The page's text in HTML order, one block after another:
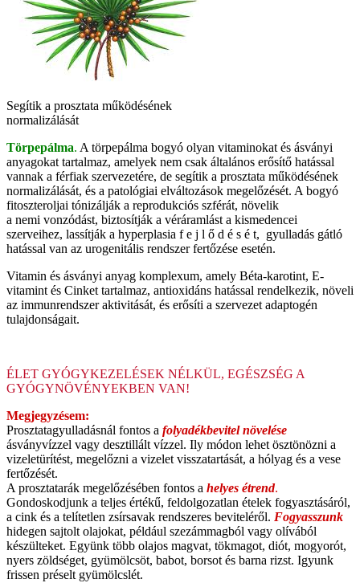
Segítik a prosztata működésének
normalizálását
Törpepálma. A törpepálma bogyó olyan vitaminokat és ásványi
anyagokat tartalmaz, amelyek nem csak általános erősítő hatással
vannak a férfiak szervezetére, de segítik a prosztata működésének
normalizálását, és a patológiai elváltozások megelőzését. A bogyó
fitoszteroljai tónizálják a reprodukciós szférát, növelik
a nemi vonzódást, biztosítják a véráramlást a kismedencei
szerveihez, lassítják a hyperplasia f e j l ő d é s é t, gyulladás gátló
hatással van az urogenitális rendszer fertőzése esetén.
Vitamin és ásványi anyag komplexum, amely Béta-karotint, E-
vitamint és Cinket tartalmaz, antioxidáns hatással rendelkezik, növeli
az immunrendszer aktivitását, és erősíti a szervezet adaptogén
tulajdonságait.
ÉLET GYÓGYKEZELÉSEK NÉLKÜL, EGÉSZSÉG A
GYÓGYNÖVÉNYEKBEN VAN!
Megjegyzésem:
Prosztatagyulladásnál fontos a folyadékbevitel növelése
ásványvízzel vagy desztillált vízzel. Ily módon lehet ösztönözni a
vizeletürítést, megelőzni a vizelet visszatartását, a hólyag és a vese
fertőzését.
A prosztatarák megelőzésében fontos a helyes étrend.
Gondoskodjunk a teljes értékű, feldolgozatlan ételek fogyasztásáról,
a cink és a telítetlen zsírsavak rendszeres beviteléről. Fogyasszunk
hidegen sajtolt olajokat, például szezámmagból vagy olívából
készülteket. Együnk több olajos magvat, tökmagot, diót, mogyorót,
nyers zöldséget, gyümölcsöt, babot, borsot és barna rizst. Igyunk
frissen préselt gyümölcslét.